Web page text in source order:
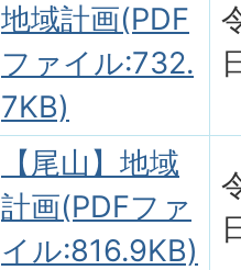
地域計画(PDF
ファイル:732.
7KB)
【尾山】地域
計画(PDFファ
イル:816.9KB)